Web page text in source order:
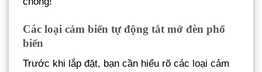
Các loại cảm biến tự động tắt mở đèn phổ
biến
Trước khi lắp đặt, bạn cần hiểu rõ các loại cảm